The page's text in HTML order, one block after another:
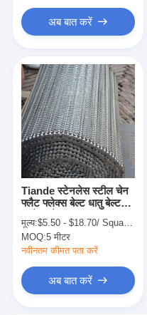
अब बात करें
Tiande स्टेनलेस स्टील चेन
फ्लैट फ्लेक्स बेल्ट धातु बेल्ट
मूल्य:$5.50 - $18.70/ Square Meter|1 Square Meter/Square Meters(Min. Order)
MOQ:5 मीटर
नवीनतम कीमत पता करें
अब बात करें